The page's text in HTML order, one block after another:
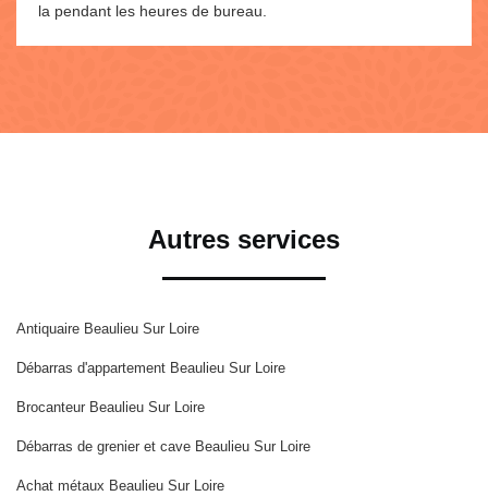
la pendant les heures de bureau.
Autres services
Antiquaire Beaulieu Sur Loire
Débarras d'appartement Beaulieu Sur Loire
Brocanteur Beaulieu Sur Loire
Débarras de grenier et cave Beaulieu Sur Loire
Achat métaux Beaulieu Sur Loire